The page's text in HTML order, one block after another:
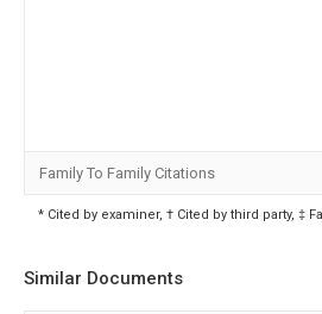
Family To Family Citations
* Cited by examiner, † Cited by third party, ‡
Similar Documents